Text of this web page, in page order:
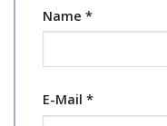
Name *
E-Mail *